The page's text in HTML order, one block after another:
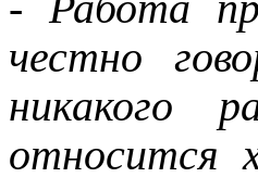
честно
никакого
относится